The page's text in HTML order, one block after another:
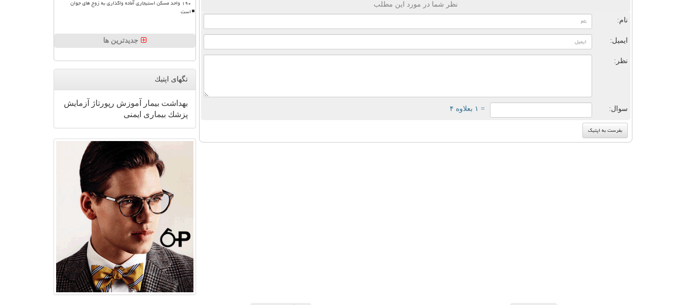
نظر شما در مورد این مطلب
نام:
ایمیل:
نظر:
سوال: = ۱ بعلاوه ۴
۱۹۰ واحد مسکن استیجاری آماده واگذاری به زوج های جوان
است
جدیدترین ها
تگهای اپتیك
بهداشت بیمار آموزش رپورتاژ
آزمایش
پزشك بیماری ایمنی